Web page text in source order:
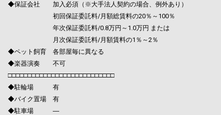
◆保証会社 加入必須（※大手法人契約の場合、例外あり）
初回保証委託料/月額総賃料の20％～100％
年次保証委託料/0.8万円～1.0万円 または
月次保証委託料/月額賃料の1％～2％
◆ペット飼育 各部屋毎に異なる
◆楽器演奏 不可
□□□□□□□□□□□□□□□□□□□□□□□□□□□
◆駐輪場 有
◆バイク置場 有
◆駐車場 ―